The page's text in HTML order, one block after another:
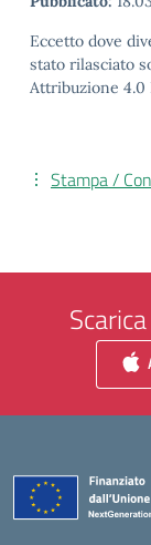
Eccetto dove
stato rilasciato
Attribuzione 4.0
Stampa /